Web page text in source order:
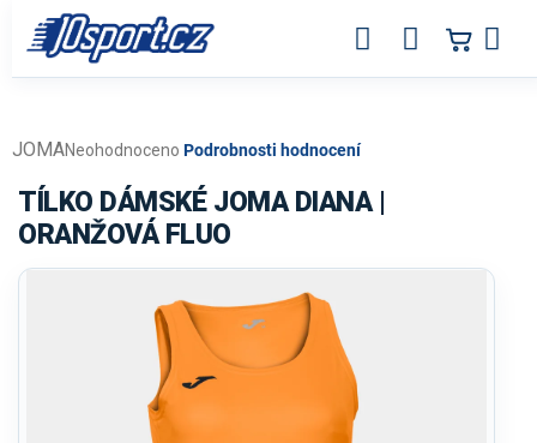
obsah
Průměrné
produktu
je
0,0
Neohodnoceno Podrobnosti hodnocení
JOMA
TÍLKO DÁMSKÉ JOMA DIANA |
ORANŽOVÁ FLUO